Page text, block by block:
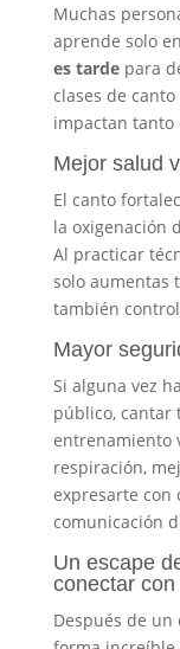
Muchas
aprende solo
es tardepara
clases de
impactan tanto
Mejor salud
El canto
la oxigenación
Al practicar
solo aumentas
también
Mayor
Si alguna vez
público, cantar
entrenamiento
respiración,
expresarte con
comunicación
Un escape
conectar
Después de